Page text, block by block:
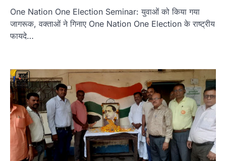
One Nation One Election Seminar: युवाओं को किया गया
जागरूक, वक्ताओं ने गिनाए One Nation One Election के राष्ट्रीय
फायदे…